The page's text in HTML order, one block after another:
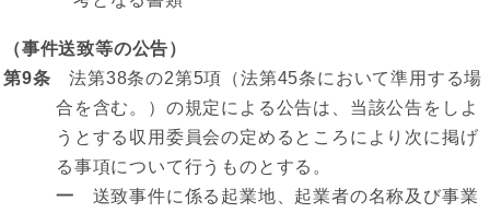
（事件送致等の公告）
第9条 法第38条の2第5項（法第45条において準用する場
合を含む。）の規定による公告は、当該公告をしよ
うとする収用委員会の定めるところにより次に掲げ
る事項について行うものとする。
一 送致事件に係る起業地、起業者の名称及び事業